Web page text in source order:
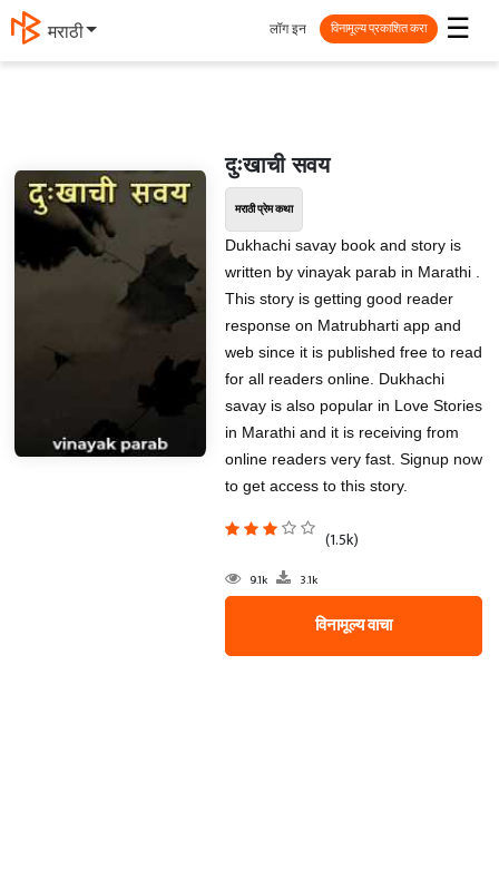
मराठी ☰
लॉग इन विनामूल्य प्रकाशित करा
दुःखाची सवय
मराठी प्रेम कथा
Dukhachi savay book and story is
written by vinayak parab in Marathi .
This story is getting good reader
response on Matrubharti app and
web since it is published free to read
for all readers online. Dukhachi
savay is also popular in Love Stories
in Marathi and it is receiving from
online readers very fast. Signup now
to get access to this story.
(1.5k)
9.1k 3.1k
विनामूल्य वाचा